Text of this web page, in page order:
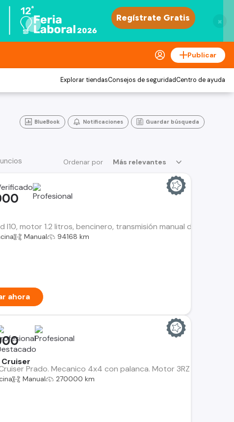
×
Publicar
Explorar tiendasConsejos de seguridadCentro de ayuda
BlueBook Notificaciones Guardar búsqueda
Ordenar por Más relevantes
I10, motor 1.2 litros, bencinero, transmisión manual de 5
Manual 94168 km
ahora
Prado. Mecanico 4x4 con palanca. Motor 3RZ 2.7
Manual 270000 km